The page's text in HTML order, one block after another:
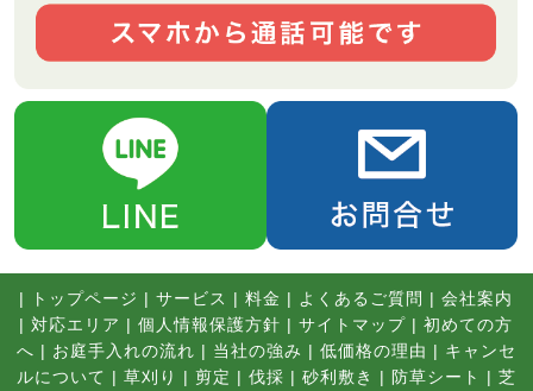
| トップページ | サービス | 料金 | よくあるご質問 | 会社案内
| 対応エリア | 個人情報保護方針 | サイトマップ | 初めての方
へ | お庭手入れの流れ | 当社の強み | 低価格の理由 | キャンセ
ルについて | 草刈り | 剪定 | 伐採 | 砂利敷き | 防草シート | 芝